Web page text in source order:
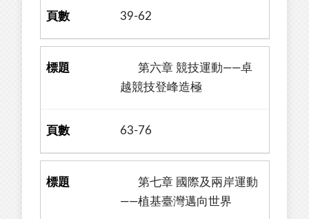
39-62
第六章 競技運動——卓
越競技登峰造極
63-76
第七章 國際及兩岸運動
——植基臺灣邁向世界